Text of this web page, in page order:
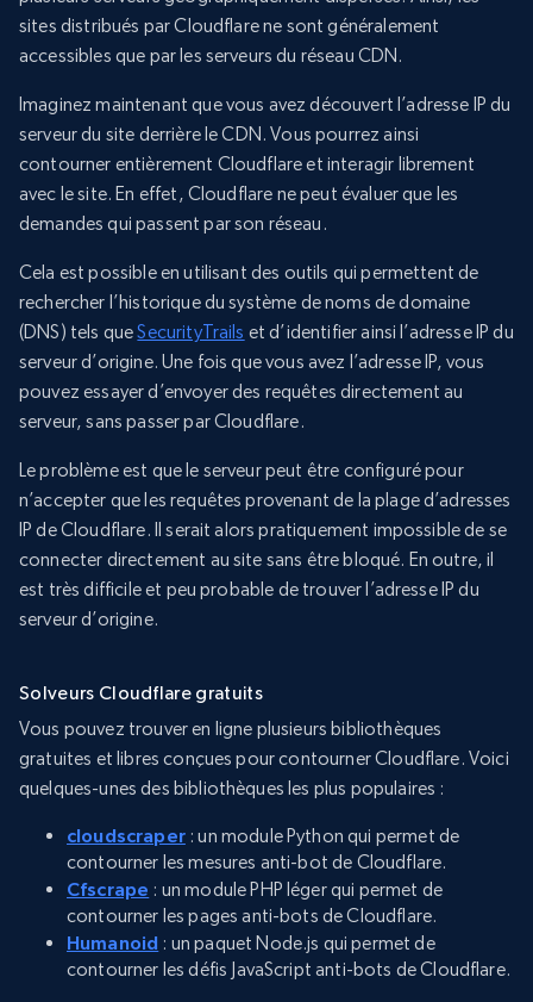
sites distribués par Cloudflare ne sont généralement
accessibles que par les serveurs du réseau CDN.
Imaginez maintenant que vous avez découvert l’adresse IP du
serveur du site derrière le CDN. Vous pourrez ainsi
contourner entièrement Cloudflare et interagir librement
avec le site. En effet, Cloudflare ne peut évaluer que les
demandes qui passent par son réseau.
Cela est possible en utilisant des outils qui permettent de
rechercher l’historique du système de noms de domaine
(DNS) tels queSecurityTrails et d’identifier ainsi l’adresse IP du
serveur d’origine. Une fois que vous avez l’adresse IP, vous
pouvez essayer d’envoyer des requêtes directement au
serveur, sans passer par Cloudflare.
Le problème est que le serveur peut être configuré pour
n’accepter que les requêtes provenant de la plage d’adresses
IP de Cloudflare. Il serait alors pratiquement impossible de se
connecter directement au site sans être bloqué. En outre, il
est très difficile et peu probable de trouver l’adresse IP du
serveur d’origine.
Solveurs Cloudflare gratuits
Vous pouvez trouver en ligne plusieurs bibliothèques
gratuites et libres conçues pour contourner Cloudflare. Voici
quelques-unes des bibliothèques les plus populaires :
cloudscraper: un module Python qui permet de
contourner les mesures anti-bot de Cloudflare.
Cfscrape : un module PHP léger qui permet de
contourner les pages anti-bots de Cloudflare.
Humanoid : un paquet Node.js qui permet de
contourner les défis JavaScript anti-bots de Cloudflare.